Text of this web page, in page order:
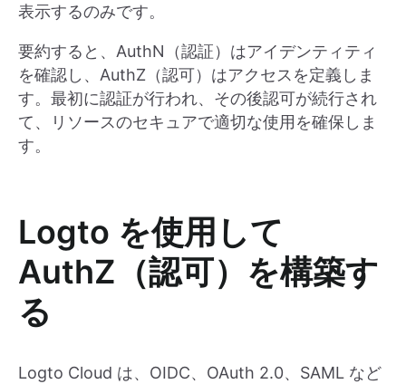
表示するのみです。
要約すると、AuthN（認証）はアイデンティティ
を確認し、AuthZ（認可）はアクセスを定義しま
す。最初に認証が行われ、その後認可が続行され
て、リソースのセキュアで適切な使用を確保しま
す。
Logto を使用して
AuthZ（認可）を構築す
る
Logto Cloud は、OIDC、OAuth 2.0、SAML など